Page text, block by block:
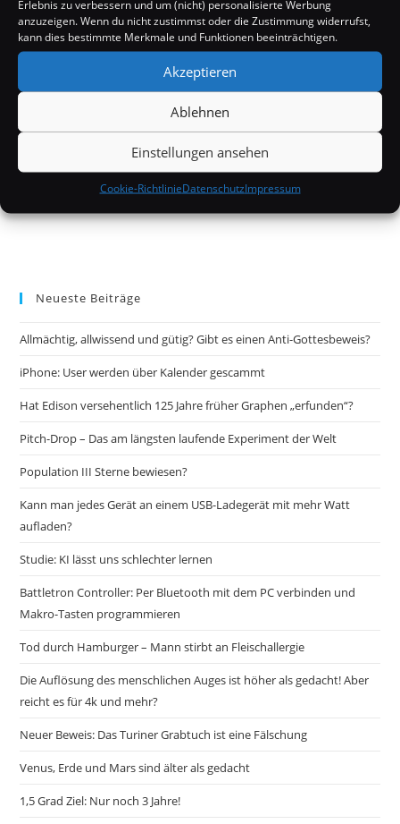
Erlebnis zu verbessern und um (nicht) personalisierte Werbung
anzuzeigen. Wenn du nicht zustimmst oder die Zustimmung widerrufst,
kann dies bestimmte Merkmale und Funktionen beeinträchtigen.
Akzeptieren
Ablehnen
Einstellungen ansehen
Cookie-RichtlinieDatenschutzImpressum
Neueste Beiträge
Allmächtig, allwissend und gütig? Gibt es einen Anti-Gottesbeweis?
iPhone: User werden über Kalender gescammt
Hat Edison versehentlich 125 Jahre früher Graphen „erfunden“?
Pitch-Drop – Das am längsten laufende Experiment der Welt
Population III Sterne bewiesen?
Kann man jedes Gerät an einem USB-Ladegerät mit mehr Watt
aufladen?
Studie: KI lässt uns schlechter lernen
Battletron Controller: Per Bluetooth mit dem PC verbinden und
Makro-Tasten programmieren
Tod durch Hamburger – Mann stirbt an Fleischallergie
Die Auflösung des menschlichen Auges ist höher als gedacht! Aber
reicht es für 4k und mehr?
Neuer Beweis: Das Turiner Grabtuch ist eine Fälschung
Venus, Erde und Mars sind älter als gedacht
1,5 Grad Ziel: Nur noch 3 Jahre!